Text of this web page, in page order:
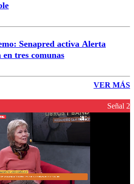
Senapred activa Alerta
tres comunas
VER MÁS
Señal 2